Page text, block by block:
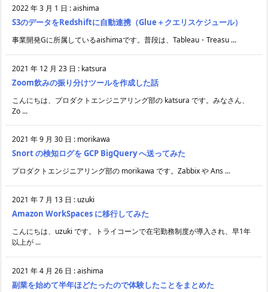
2022 年 3 月 1 日 :aishima
S3のデータをRedshiftに自動連携（Glue＋クエリスケジュール）
事業開発Gに所属しているaishimaです。普段は、Tableau・Treasu ...
2021 年 12 月 23 日 : katsura
Zoom飲みの振り分けツールを作成した話
こんにちは、プロダクトエンジニアリング部の katsura です。みなさん、
Zo ...
2021 年 9 月 30 日 : morikawa
Snort の検知ログを GCP BigQuery へ送ってみた
プロダクトエンジニアリング部の morikawa です。Zabbix や Ans ...
2021 年 7 月 13 日 : uzuki
Amazon WorkSpaces に移行してみた
こんにちは、uzuki です。トライコーンで在宅勤務制度が導入され、早1年
以上が ...
2021 年 4 月 26 日 :aishima
副業を始めて半年ほどたったので体験したことをまとめた